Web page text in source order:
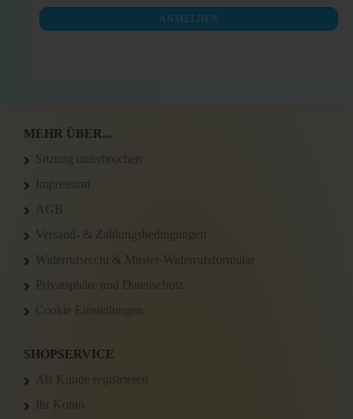
NEWSLETTER-
ANMELDUNG
ANMELDEN
MEHR ÜBER...
Sitzung unterbrochen
Impressum
AGB
Versand- & Zahlungsbedingungen
Widerrufsrecht & Muster-Widerrufsformular
Privatsphäre und Datenschutz
Cookie Einstellungen
SHOPSERVICE
Als Kunde registrieren
Ihr Konto